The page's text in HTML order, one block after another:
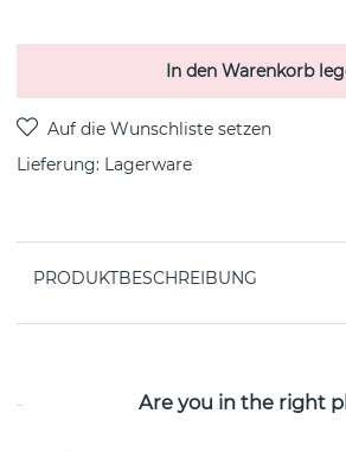
In den Warenkorb
Lieferung: Lagerware
PRODUKTBESCHREIBUNG
Are you in the right